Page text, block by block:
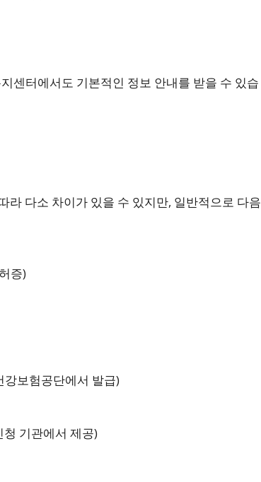
센터에서도 기본적인 정보 안내를 받을 수 있습
라 다소 차이가 있을 수 있지만, 일반적으로 다음
증)
보험공단에서 발급)
기관에서 제공)